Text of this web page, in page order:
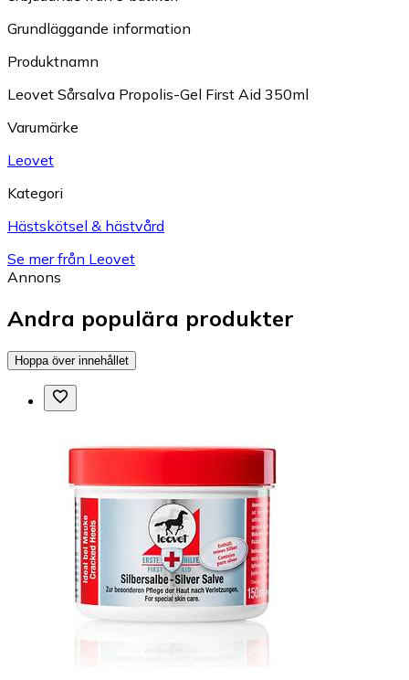
Grundläggande information
Produktnamn
Leovet Sårsalva Propolis-Gel First Aid 350ml
Varumärke
Leovet
Kategori
Hästskötsel & hästvård
Se mer från Leovet
Annons
Andra populära produkter
Hoppa över innehållet